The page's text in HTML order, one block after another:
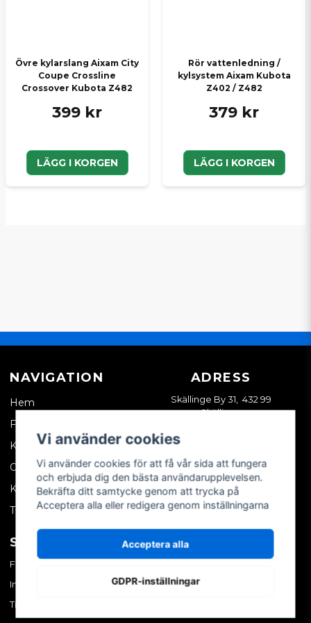
Övre kylarslang Aixam City
Coupe Crossline
Crossover Kubota Z482
399 kr
LÄGG I KORGEN
Rör vattenledning /
kylsystem Aixam Kubota
Z402 / Z482
379 kr
LÄGG I KORGEN
NAVIGATION
Hem
Företagskund
Kontakta oss
Om oss
Köpvillkor
Tips & trix
ADRESS
Skällinge By 31, 432 99
Skällinge
SOCIALA MEDIER
Facebook
Instagram
TikTok
MITT KONTO
Skapa konto
Vi använder cookies
Vi använder cookies för att få vår sida att fungera
och erbjuda dig den bästa användarupplevelsen.
Bekräfta ditt samtycke genom att trycka på
Acceptera alla eller redigera genom inställningarna
Acceptera alla
GDPR-inställningar